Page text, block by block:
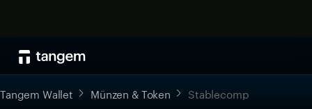
Tangem Wallet Münzen & Token Stablecomp